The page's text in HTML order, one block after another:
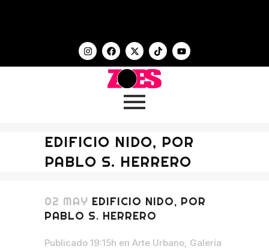
EDIFICIO NIDO, POR
PABLO S. HERRERO
02 MAY EDIFICIO NIDO, POR
PABLO S. HERRERO
Publicado 19:15h en Arte Urbano, Galería